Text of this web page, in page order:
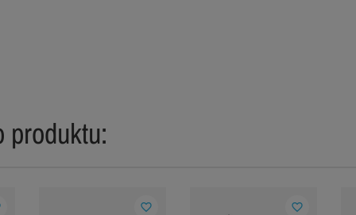
produktu:
favorite_border favorite_border